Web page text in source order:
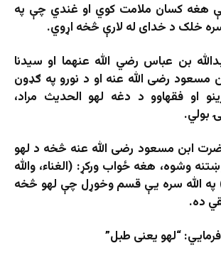
هغه کسان ملامت کوي او غندي چې په
خلک د خدای له لارې څخه اړوي.
بن عباس رضي الله عنهما او سیدنا
مسعود رضی الله عنه او د نورو په ګډون
او فقهاوو د دغه لهو الحدیث مراد،
بولي.
ابن مسعود رضی الله عنه څخه د لهو
وشوه، هغه ځواب ورکړ: (الغناء، والله
په الله سره یې قسم وخوړل چې لهو څخه
ده.
“لهو یعنی طبل”